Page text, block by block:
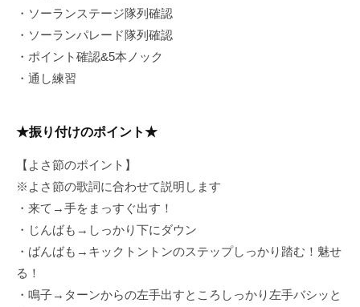
m
a
K
u
m
・ソーランステージ隊列確認
・ソーランパレード隊列確認
・ポイント確認&5本ノック
・通し練習
★振り付けのポイント★
【よさ節のポイント】
※よさ節の歌詞に合わせて説明します
・来て→手をまっすぐ出す！
・じんばも→しっかり下にダウン
・ばんばも→キックトントンのステップしっかり踏む！魅せ
る！
・鳴子→ターンからの左手出すところしっかり左手バシッと